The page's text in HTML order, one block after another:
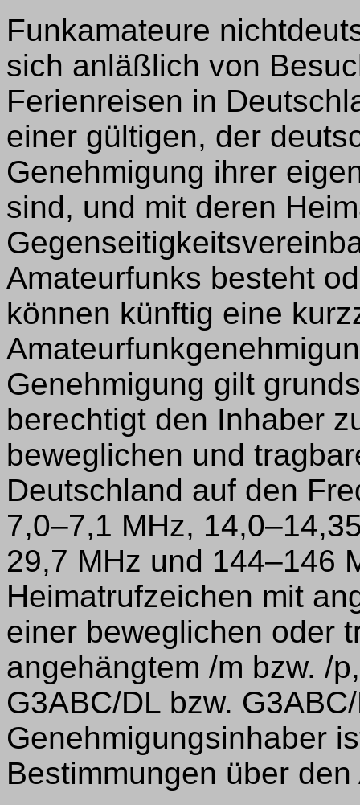
Funkamateure
sich anläßlich von
Ferienreisen in
einer gültigen, der
Genehmigung ihrer
sind, und mit deren
Amateurfunks besteht
können künftig eine
Genehmigung gilt
berechtigt den Inhaber
beweglichen und
Deutschland auf den
7,0–7,1 MHz,
29,7 MHz und 144–146
Heimatrufzeichen mit
einer beweglichen oder
angehängtem /m bzw. /
G3ABC/DL bzw.
Genehmigungsinhaber
Bestimmungen über